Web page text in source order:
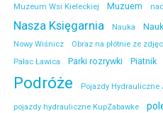
Muzeum Wsi Kieleckiej
Muzuem
Nasza Księgarnia Nauka
Nowy Wiśnicz
Obraz na płótnie ze
Pałac Ławica
Parki rozrywki Piatnik
Podróże Pojazdy Hydrauliczne
pojazdy hydrauliczne KupZabawke